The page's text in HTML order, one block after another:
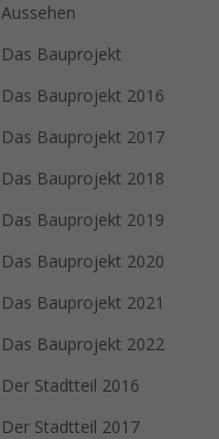
Aussehen
Das Bauprojekt
Das Bauprojekt 2016
Das Bauprojekt 2017
Das Bauprojekt 2018
Das Bauprojekt 2019
Das Bauprojekt 2020
Das Bauprojekt 2021
Das Bauprojekt 2022
Der Stadtteil 2016
Der Stadtteil 2017